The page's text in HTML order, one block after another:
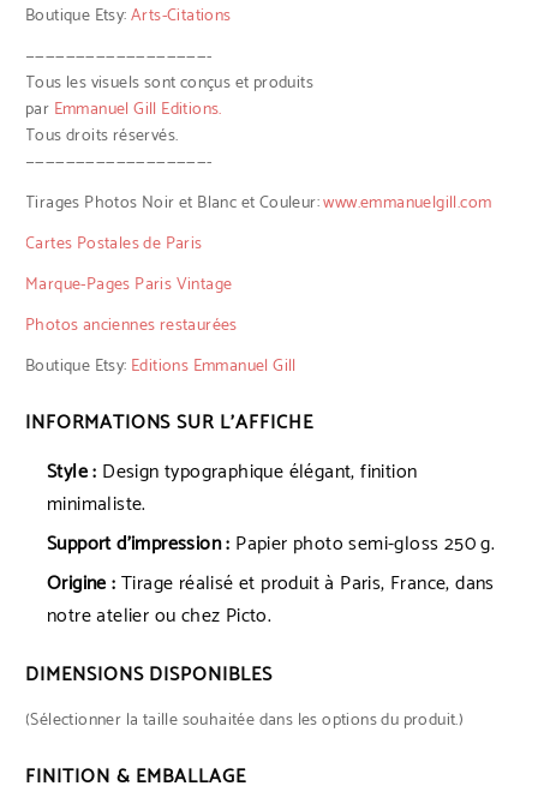
Boutique Etsy:Arts-Citations
——————————————————-
Tous les visuels sont conçus et produits
par Emmanuel Gill Editions.
Tous droits réservés.
——————————————————-
Tirages Photos Noir et Blanc et Couleur:www.emmanuelgill.com
Cartes Postales de Paris
Marque-Pages Paris Vintage
Photos anciennes restaurées
Boutique Etsy: Editions Emmanuel Gill
INFORMATIONS SUR L’AFFICHE
Style : Design typographique élégant, finition
minimaliste.
Support d’impression : Papier photo semi-gloss 250 g.
Origine :Tirage réalisé et produit à Paris, France, dans
notre atelier ou chez Picto.
DIMENSIONS DISPONIBLES
(Sélectionner la taille souhaitée dans les options du produit.)
FINITION & EMBALLAGE